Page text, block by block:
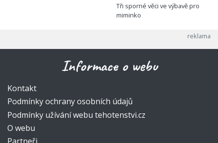
Tři sporné věci ve výbavě pro
miminko
Informace o webu
Kontakt
Podmínky ochrany osobních údajů
Podmínky užívání webu tehotenstvi.cz
O webu